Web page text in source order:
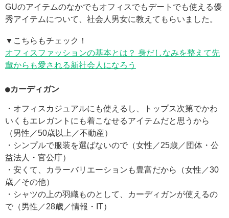
GUのアイテムのなかでもオフィスでもデートでも使える優
秀アイテムについて、社会人男女に教えてもらいました。
▼こちらもチェック！
オフィスファッションの基本とは？ 身だしなみを整えて先
輩からも愛される新社会人になろう
●カーディガン
・オフィスカジュアルにも使えるし、トップス次第でかわ
いくもエレガントにも着こなせるアイテムだと思うから
（男性／50歳以上／不動産）
・シンプルで服装を選ばないので（女性／25歳／団体・公
益法人・官公庁）
・安くて、カラーバリエーションも豊富だから（女性／30
歳／その他）
・シャツの上の羽織ものとして、カーディガンが使えるの
で（男性／28歳／情報・IT）